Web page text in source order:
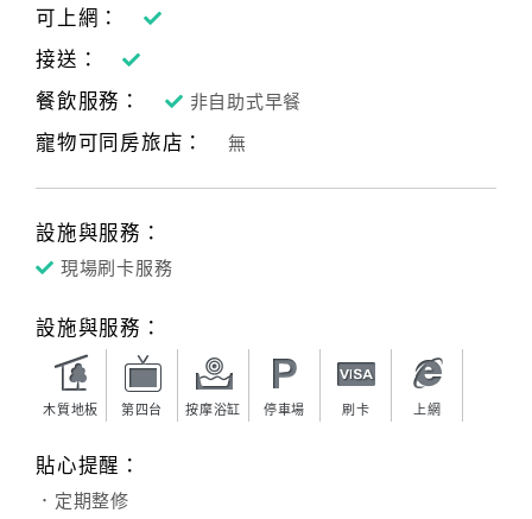
店
合
作
合
旅
可上網：
接送：
餐飲服務：
非自助式早餐
寵物可同房旅店： 無
設施與服務：
現場刷卡服務
設施與服務：
木質地板 第四台 按摩浴缸 停車場 刷卡 上網
貼心提醒：
．定期整修